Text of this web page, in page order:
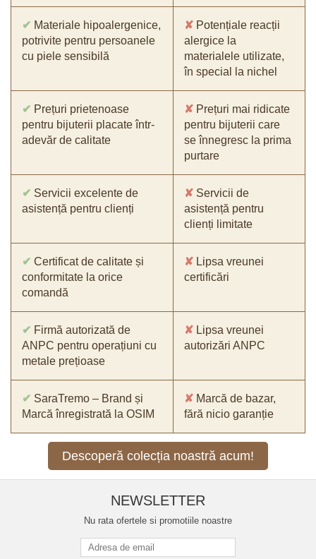
✔ Materiale hipoalergenice,
potrivite pentru persoanele
cu piele sensibilă
✘ Potențiale reacții
alergice la
materialele utilizate,
în special la nichel
✔ Prețuri prietenoase
pentru bijuterii placate într-
adevăr de calitate
✘ Prețuri mai ridicate
pentru bijuterii care
se înnegresc la prima
purtare
✔ Servicii excelente de
asistență pentru clienți
✘ Servicii de
asistență pentru
clienți limitate
✔ Certificat de calitate și
conformitate la orice
comandă
✘ Lipsa vreunei
certificări
✔ Firmă autorizată de
ANPC pentru operațiuni cu
metale prețioase
✘ Lipsa vreunei
autorizări ANPC
✔ SaraTremo – Brand și
Marcă înregistrată la OSIM
✘ Marcă de bazar,
fără nicio garanție
Descoperă colecția noastră acum!
NEWSLETTER
Nu rata ofertele si promotiile noastre